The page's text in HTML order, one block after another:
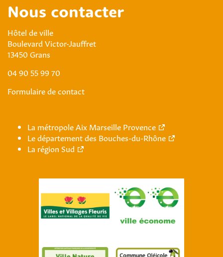
Nous contacter
Hôtel de ville
Boulevard Victor-Jauffret
13450 Grans
04 90 55 99 70
Formulaire de contact
La métropole Aix Marseille Provence
Le département des Bouches-du-Rhône
La région Sud